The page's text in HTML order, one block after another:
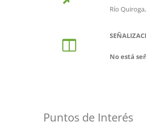
Río
No está
Puntos de Interés